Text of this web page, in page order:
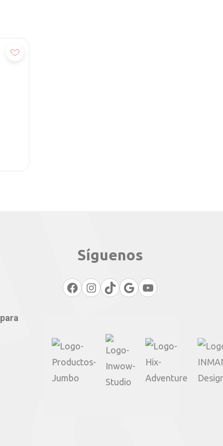
Síguenos
Facebook
Instagram
TikTok
GoogleYouTube